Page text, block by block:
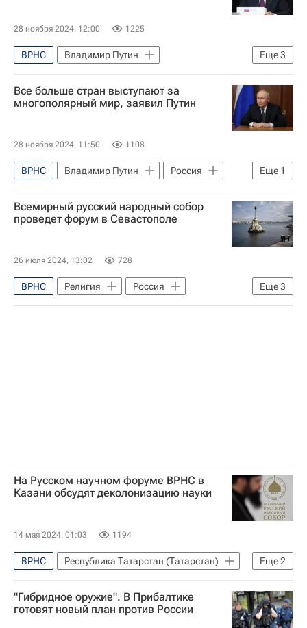
28 ноября 2024, 12:00 1225
Еще3
ВРНС
Владимир Путин
Сергей Кириенко
Россия В мире
Все больше стран выступают за
многополярный мир, заявил Путин
28 ноября 2024, 11:50 1108
Еще 1
ВРНС Владимир Путин
Россия
Сергей Кириенко
Всемирный русский народный собор
проведет форум в Севастополе
26 июля 2024, 13:02 728
Еще3
ВРНС Религия
Россия
Украина
Севастополь
На Русском научном форуме ВРНС в
Казани обсудят деколонизацию науки
14 мая 2024, 01:03 1194
Еще2
ВРНС
Республика Татарстан (Татарстан)
Россия
Константин Малофеев
"Гибридное оружие". В Прибалтике
готовят новый план против России